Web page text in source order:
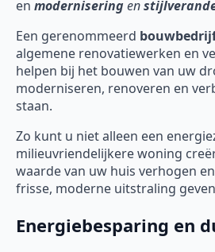
en moderniseringen
Een gerenommeerd
algemene renovatiewerken en
helpen bij het bouwen van uw
moderniseren, renoveren en
staan.
Zo kunt u niet alleen een
milieuvriendelijkere woning
waarde van uw huis verhogen
frisse, moderne uitstraling
Energiebesparing en